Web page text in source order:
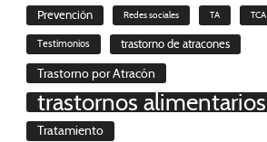
Prevención Redes sociales TA TCA
Testimonios trastorno de atracones
Trastorno por Atracón
trastornos alimentarios
Tratamiento